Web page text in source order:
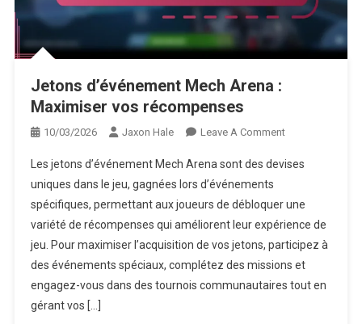
Jetons d’événement Mech Arena :
Maximiser vos récompenses
10/03/2026 Jaxon Hale Leave A CommentOn
D’événement
Arena
:
Maximiser
Vos
Récompenses
Les jetons d’événement Mech Arena sont des devises
uniques dans le jeu, gagnées lors d’événements
spécifiques, permettant aux joueurs de débloquer une
variété de récompenses qui améliorent leur expérience de
jeu. Pour maximiser l’acquisition de vos jetons, participez à
des événements spéciaux, complétez des missions et
engagez-vous dans des tournois communautaires tout en
gérant vos […]